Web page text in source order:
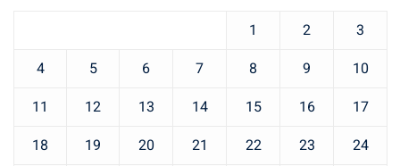
1 2
3
4
5 6 7 8 9
10
11
12 13 14 15 16
17
18
19 20 21 22 23
24